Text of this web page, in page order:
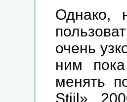
Однако,
очень
ним
менять
Stijl»